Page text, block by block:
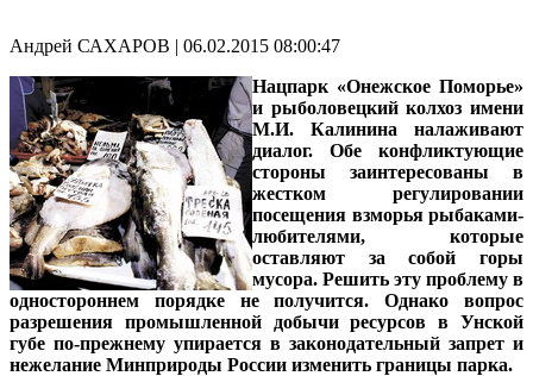
Андрей САХАРОВ | 06.02.2015 08:00:47
Нацпарк «Онежское Поморье»
и рыболовецкий колхоз имени
М.И. Калинина налаживают
диалог. Обе конфликтующие
стороны заинтересованы в
жестком регулировании
посещения взморья рыбаками-
любителями, которые
оставляют за собой горы
мусора. Решить эту проблему в
одностороннем порядке не получится. Однако вопрос
разрешения промышленной добычи ресурсов в Унской
губе по-прежнему упирается в законодательный запрет и
нежелание Минприроды России изменить границы парка.